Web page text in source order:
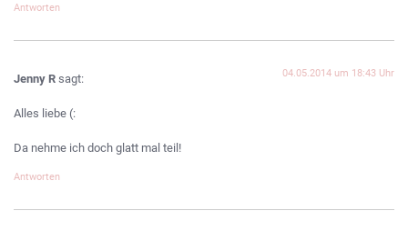
Antworten
Jenny R sagt: 04.05.2014 um 18:43 Uhr
Alles liebe (:
Da nehme ich doch glatt mal teil!
Antworten